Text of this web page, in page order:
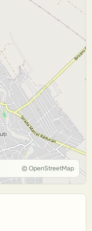
© OpenStreetMap